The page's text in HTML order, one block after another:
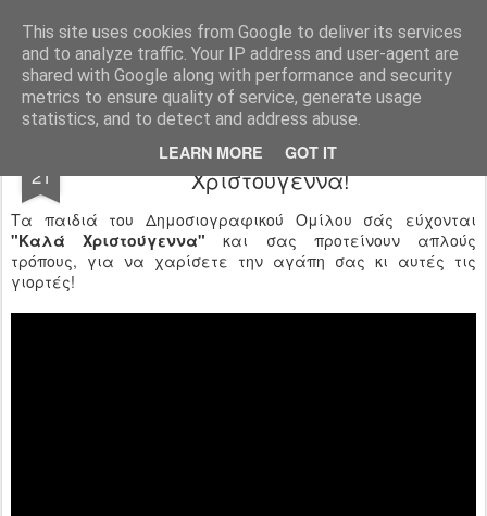
This site uses cookies from Google to deliver its services
and to analyze traffic. Your IP address and user-agent are
shared with Google along with performance and security
metrics to ensure quality of service, generate usage
statistics, and to detect and address abuse.
LEARN MORE GOT IT
Ιδιωτικό Δημοτικό Σχολείο "Ι.Μ.ΔΕΛΑΣΑΛ"
21
Όμιλος Δημοσιογραφίας - Καλά
Χριστούγεννα!
Τα παιδιά του Δημοσιογραφικού Ομίλου σάς εύχονται
"Καλά Χριστούγεννα" και σας προτείνουν απλούς
τρόπους, για να χαρίσετε την αγάπη σας κι αυτές τις
γιορτές!